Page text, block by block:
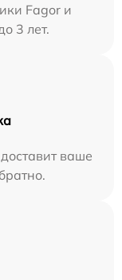
Fagor и
3 лет.
ваше